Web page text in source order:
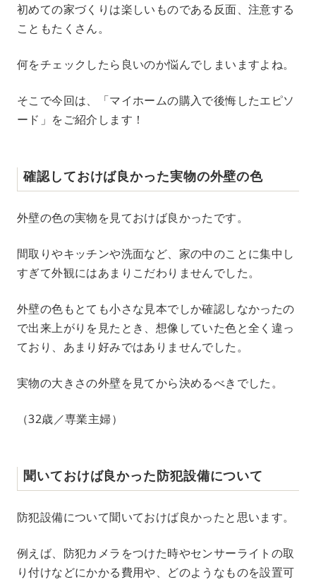
u
初めての家づくりは楽しいものである反面、注意する
こともたくさん。
何をチェックしたら良いのか悩んでしまいますよね。
そこで今回は、「マイホームの購入で後悔したエピソ
ード」をご紹介します！
確認しておけば良かった実物の外壁の色
外壁の色の実物を見ておけば良かったです。
間取りやキッチンや洗面など、家の中のことに集中し
すぎて外観にはあまりこだわりませんでした。
外壁の色もとても小さな見本でしか確認しなかったの
で出来上がりを見たとき、想像していた色と全く違っ
ており、あまり好みではありませんでした。
実物の大きさの外壁を見てから決めるべきでした。
（32歳／専業主婦）
聞いておけば良かった防犯設備について
防犯設備について聞いておけば良かったと思います。
例えば、防犯カメラをつけた時やセンサーライトの取
り付けなどにかかる費用や、どのようなものを設置可